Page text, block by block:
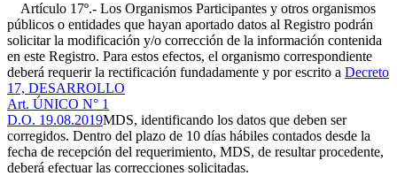
Artículo 17º.- Los Organismos Participantes y otros organismos
públicos o entidades que hayan aportado datos al Registro podrán
solicitar la modificación y/o corrección de la información contenida
en este Registro. Para estos efectos, el organismo correspondiente
deberá requerir la rectificación fundadamente y por escrito a Decreto
17, DESARROLLO
Art. ÚNICO N° 1
D.O. 19.08.2019MDS, identificando los datos que deben ser
corregidos. Dentro del plazo de 10 días hábiles contados desde la
fecha de recepción del requerimiento, MDS, de resultar procedente,
deberá efectuar las correcciones solicitadas.